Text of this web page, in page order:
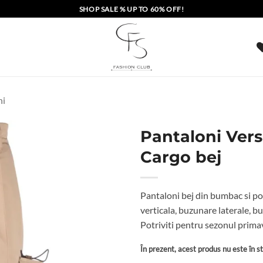
SHOP SALE % UP TO 60% OFF!
Pantaloni
Cargo bej
Pantaloni bej din bumbac si
verticala, buzunare laterale,
Potriviti pentru sezonul
În prezent, acest produs nu este în